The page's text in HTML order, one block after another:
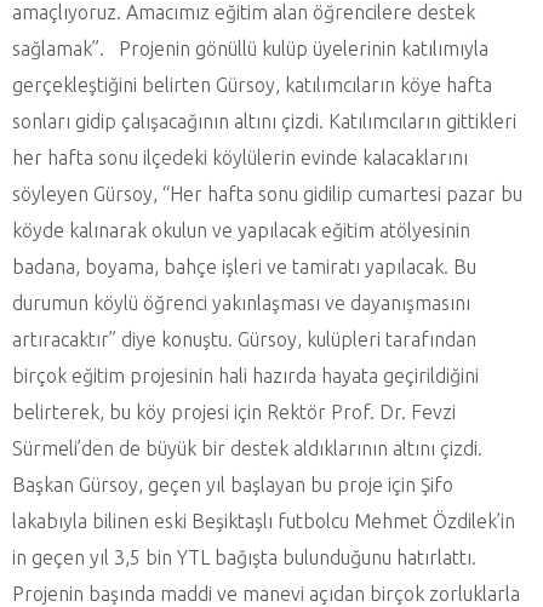
amaçlıyoruz. Amacımız eğitim alan öğrencilere destek
sağlamak”. Projenin gönüllü kulüp üyelerinin katılımıyla
gerçekleştiğini belirten Gürsoy, katılımcıların köye hafta
sonları gidip çalışacağının altını çizdi. Katılımcıların gittikleri
her hafta sonu ilçedeki köylülerin evinde kalacaklarını
söyleyen Gürsoy, “Her hafta sonu gidilip cumartesi pazar bu
köyde kalınarak okulun ve yapılacak eğitim atölyesinin
badana, boyama, bahçe işleri ve tamiratı yapılacak. Bu
durumun köylü öğrenci yakınlaşması ve dayanışmasını
artıracaktır” diye konuştu. Gürsoy, kulüpleri tarafından
birçok eğitim projesinin hali hazırda hayata geçirildiğini
belirterek, bu köy projesi için Rektör Prof. Dr. Fevzi
Sürmeli’den de büyük bir destek aldıklarının altını çizdi.
Başkan Gürsoy, geçen yıl başlayan bu proje için Şifo
lakabıyla bilinen eski Beşiktaşlı futbolcu Mehmet Özdilek’in
in geçen yıl 3,5 bin YTL bağışta bulunduğunu hatırlattı.
Projenin başında maddi ve manevi açıdan birçok zorluklarla